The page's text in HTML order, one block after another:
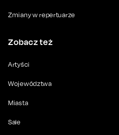
Zmiany w repertuarze
Zobacz też
Artyści
Województwa
Miasta
Sale